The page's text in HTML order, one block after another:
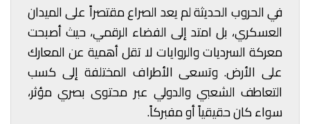
في الحروب الحديثة لم يعد الصراع مقتصراً على الميدان
العسكري، بل امتد إلى الفضاء الرقمي، حيث أصبحت
معركة السرديات والروايات لا تقل أهمية عن المعارك
على الأرض. وتسعى الأطراف المختلفة إلى كسب
التعاطف الشعبي والدولي عبر محتوى بصري مؤثر،
سواء كان حقيقياً أو مفبركاً.